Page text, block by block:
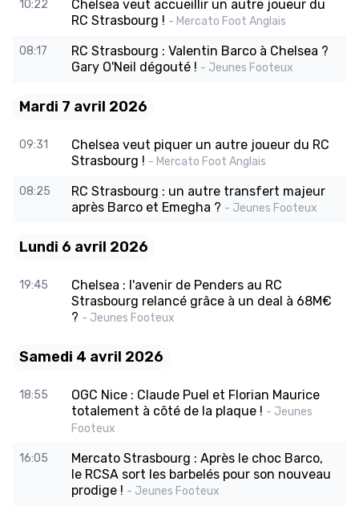
10:22
Chelsea veut accueillir un autre joueur du
RC Strasbourg ! - Mercato Foot Anglais
08:17
RC Strasbourg : Valentin Barco à Chelsea ?
Gary O'Neil dégouté ! - Jeunes Footeux
Mardi 7 avril 2026
09:31
Chelsea veut piquer un autre joueur du RC
Strasbourg ! - Mercato Foot Anglais
08:25
RC Strasbourg : un autre transfert majeur
après Barco et Emegha ? - Jeunes Footeux
Lundi 6 avril 2026
19:45
Chelsea : l'avenir de Penders au RC
Strasbourg relancé grâce à un deal à 68M€
? - Jeunes Footeux
Samedi 4 avril 2026
18:55
OGC Nice : Claude Puel et Florian Maurice
totalement à côté de la plaque ! - Jeunes
Footeux
16:05
Mercato Strasbourg : Après le choc Barco,
le RCSA sort les barbelés pour son nouveau
prodige ! - Jeunes Footeux